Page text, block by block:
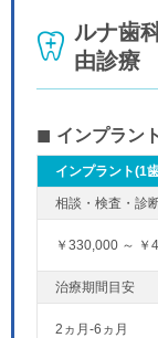
ルナ歯
由診療
インプラント
インプラント(1
￥330,000 ～ ￥
2ヵ月-6ヵ月